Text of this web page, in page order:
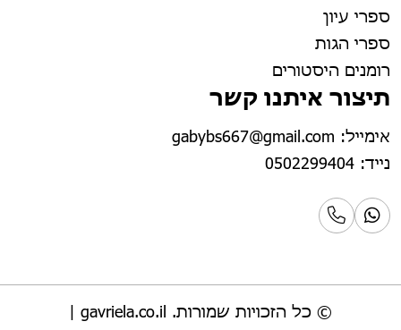
ספרי עיון
ספרי הגות
רומנים היסטורים
תיצור איתנו קשר
אימייל: gabybs667@gmail.com
נייד: 0502299404
© כל הזכויות שמורות. gavriela.co.il
|